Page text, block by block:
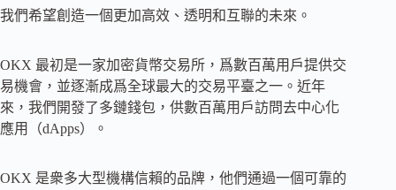
我們希望創造一個更加高效、透明和互聯的未來。
OKX 最初是一家加密貨幣交易所，爲數百萬用戶提供交
易機會，並逐漸成爲全球最大的交易平臺之一。近年
來，我們開發了多鏈錢包，供數百萬用戶訪問去中心化
應用（dApps）。
OKX 是衆多大型機構信賴的品牌，他們通過一個可靠的